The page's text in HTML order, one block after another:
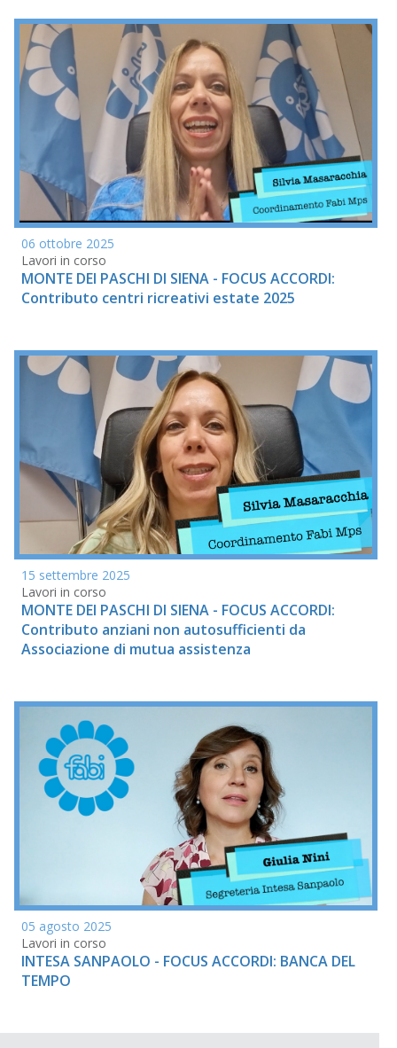
06 ottobre 2025
Lavori in corso
MONTE DEI PASCHI DI SIENA - FOCUS ACCORDI:
Contributo centri ricreativi estate 2025
15 settembre 2025
Lavori in corso
MONTE DEI PASCHI DI SIENA - FOCUS ACCORDI:
Contributo anziani non autosufficienti da
Associazione di mutua assistenza
05 agosto 2025
Lavori in corso
INTESA SANPAOLO - FOCUS ACCORDI: BANCA DEL
TEMPO